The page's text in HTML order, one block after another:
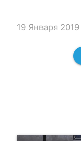
19 Января 2019